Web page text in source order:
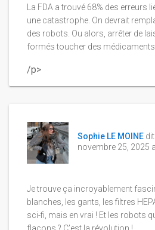
La FDA a trouvé 68% des erreurs
une catastrophe. On devrait
des robots. Ou alors, arrêter de
formés toucher des
/p>
Sophie LE MOINE dit:
novembre 25, 2025
Je trouve ça incroyablement
blanches, les gants, les filtres
sci-fi, mais en vrai ! Et les robots